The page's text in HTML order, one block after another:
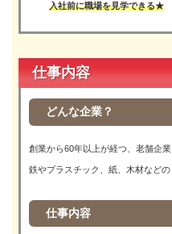
入社前に職場を見学できる★
仕事内容
どんな企業？
創業から60年以上が経つ、老舗企業
鉄やプラスチック、紙、木材などの
仕事内容